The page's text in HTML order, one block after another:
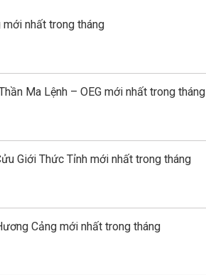
nhất trong tháng
Ma Lệnh – OEG mới nhất trong tháng
Giới Thức Tỉnh mới nhất trong tháng
Cảng mới nhất trong tháng